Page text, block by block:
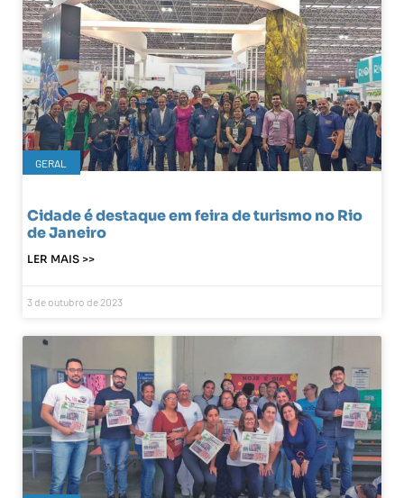
GERAL
Cidade é destaque em feira de turismo no Rio
de Janeiro
LER MAIS >>
3 de outubro de 2023